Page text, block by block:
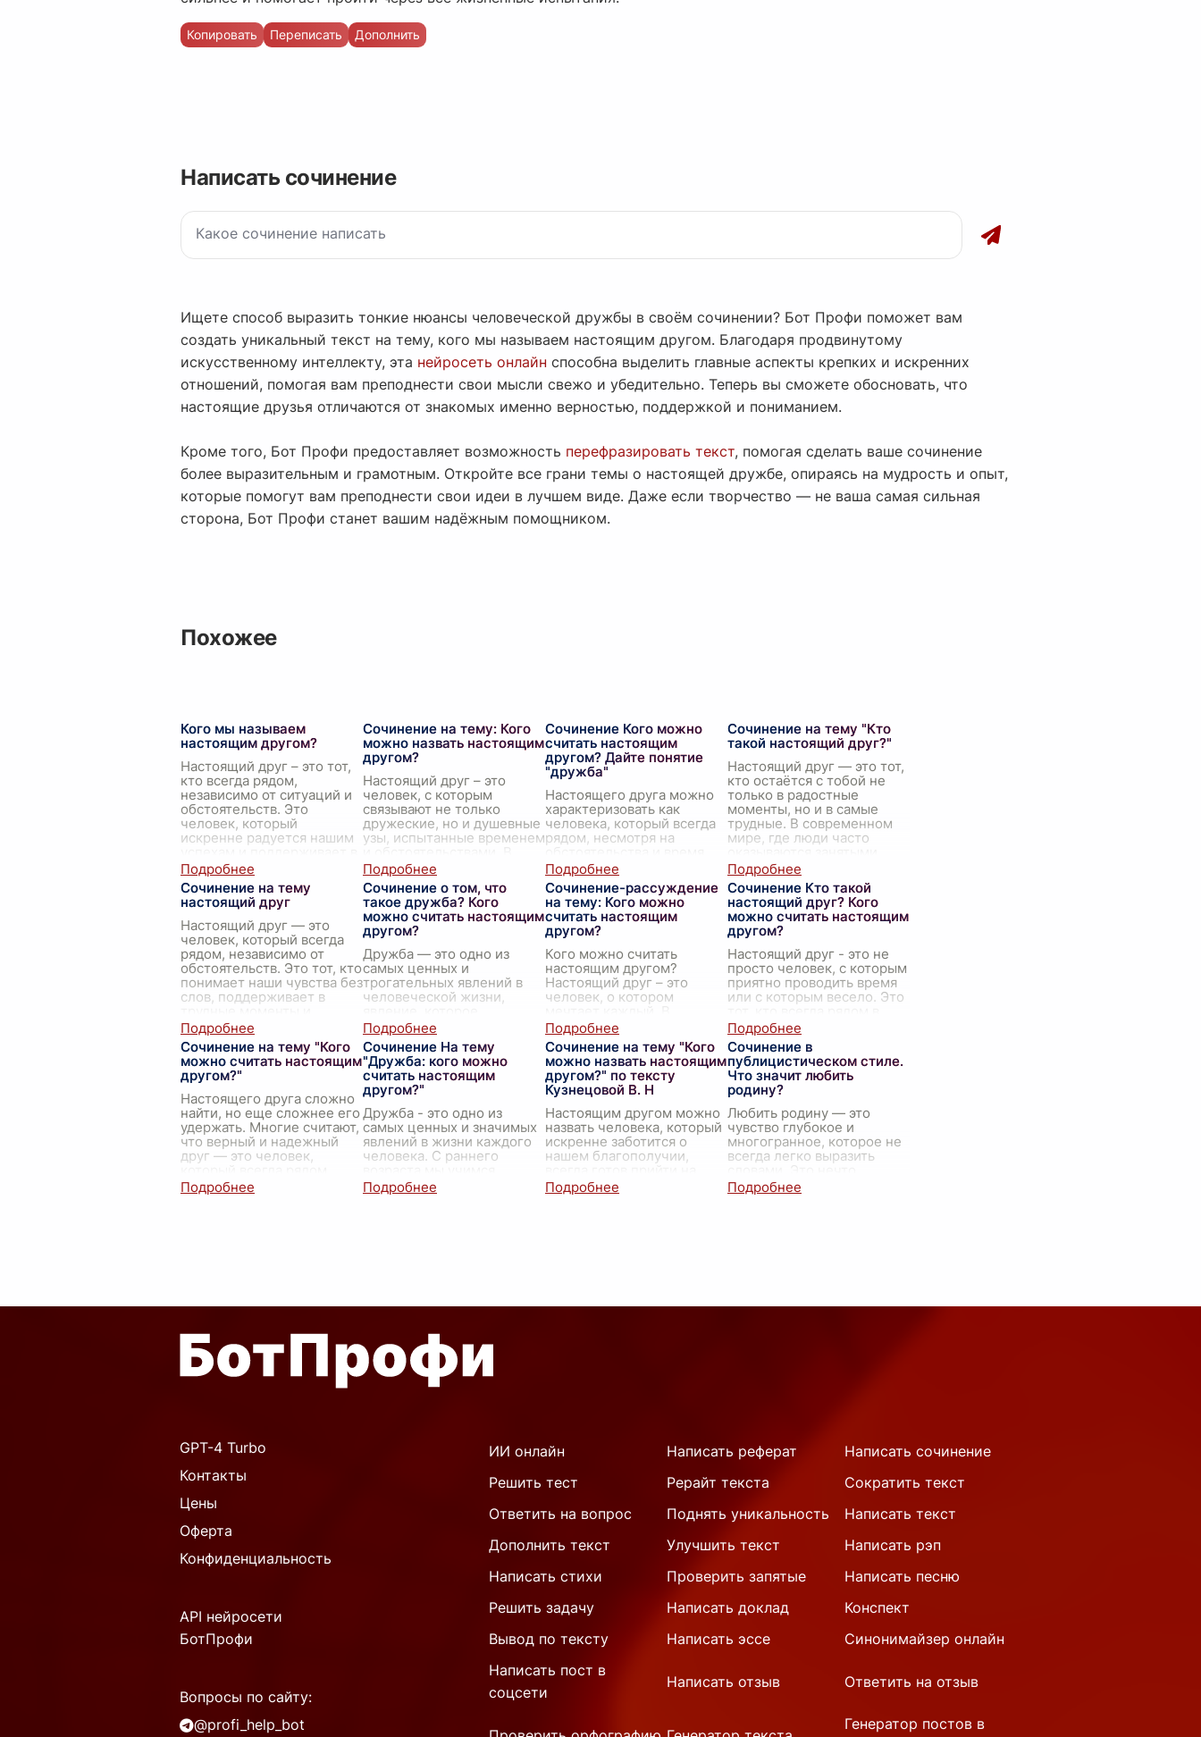
Копировать Переписать Дополнить
Написать сочинение
Ищете способ выразить тонкие нюансы человеческой дружбы в своём сочинении? Бот Профи поможет вам
создать уникальный текст на тему, кого мы называем настоящим другом. Благодаря продвинутому
искусственному интеллекту, эта нейросеть онлайн способна выделить главные аспекты крепких и искренних
отношений, помогая вам преподнести свои мысли свежо и убедительно. Теперь вы сможете обосновать, что
настоящие друзья отличаются от знакомых именно верностью, поддержкой и пониманием.
Кроме того, Бот Профи предоставляет возможность перефразировать текст, помогая сделать ваше сочинение
более выразительным и грамотным. Откройте все грани темы о настоящей дружбе, опираясь на мудрость и опыт,
которые помогут вам преподнести свои идеи в лучшем виде. Даже если творчество — не ваша самая сильная
сторона, Бот Профи станет вашим надёжным помощником.
Похожее
Кого мы называем
настоящим другом?
Настоящий друг – это тот,
кто всегда рядом,
независимо от ситуаций и
обстоятельств. Это
человек, который
искренне радуется нашим
моменты неудач. С ним
можн...
Сочинение на тему: Кого
можно назвать настоящим
другом?
Настоящий друг – это
человек, с которым
связывают не только
дружеские, но и душевные
узы, испытанные временем
современном мире,
полном временных связей
и пове...
Сочинение Кого можно
считать настоящим
другом? Дайте понятие
"дружба"
Настоящего друга можно
характеризовать как
человека, который всегда
рядом, несмотря на
Такой друг — это больше,
чем просто знакомый. Он
готов поддержать в т...
Сочинение на тему "Кто
такой настоящий друг?"
Настоящий друг — это тот,
кто остаётся с тобой не
только в радостные
моменты, но и в самые
трудные. В современном
мире, где люди часто
своими проблемами и
забо...
Сочинение на тему
настоящий друг
Настоящий друг — это
человек, который всегда
рядом, независимо от
обстоятельств. Это тот, кто
понимает наши чувства без
слов, поддерживает в
радуется нашим успеха
Сочинение о том, что
такое дружба? Кого
можно считать настоящим
другом?
Дружба — это одно из
самых ценных и
трогательных явлений в
человеческой жизни,
сопутствует нам на
протяжении всех
жизненных этапов, начиная
с детства и до самых по
Сочинение-рассуждение
на тему: Кого можно
считать настоящим
другом?
Кого можно считать
настоящим другом?
Настоящий друг – это
человек, о котором
течение жизни мы заводим
знакомых, встречаем
интересных людей,
проводим время в комп...
Сочинение Кто такой
настоящий друг? Кого
можно считать настоящим
другом?
Настоящий друг - это не
просто человек, с которым
приятно проводить время
или с которым весело. Это
трудные моменты, кто
поддержит, когда никто
другой не по...
Сочинение на тему "Кого
можно считать настоящим
другом?"
Настоящего друга сложно
найти, но еще сложнее его
удержать. Многие считают,
что верный и надежный
друг — это человек,
готов помочь и
поддержать в трудную
Сочинение На тему
"Дружба: кого можно
считать настоящим
другом?"
Дружба - это одно из
самых ценных и значимых
явлений в жизни каждого
человека. С раннего
различать истинные
чувства и отношения,
Сочинение на тему "Кого
можно назвать настоящим
другом?" по тексту
Кузнецовой В. Н
Настоящим другом можно
назвать человека, который
искренне заботится о
нашем благополучии,
помощь и поддержать в
трудную минуту. Дружба —
Сочинение в
публицистическом стиле.
Что значит любить
родину?
Любить родину — это
чувство глубокое и
многогранное, которое не
всегда легко выразить
большее, чем просто
привязанность к
GPT-4 Turbo
Контакты
Цены
Оферта
Конфиденциальность
API нейросети
БотПрофи
Вопросы по сайту:
@profi_help_bot
ИИ онлайн Написать реферат
Написать сочинение
Решить тест
Рерайт текста
Сократить текст
Ответить на вопрос
Поднять уникальность
Написать текст
Дополнить текст
Улучшить текст
Написать рэп
Написать стихи
Проверить запятые
Написать песню
Решить задачу
Написать доклад
Конспект
Вывод по тексту
Написать эссе
Синонимайзер онлайн
Написать пост в
соцсети
Написать отзыв Ответить на отзыв
Генератор постов в